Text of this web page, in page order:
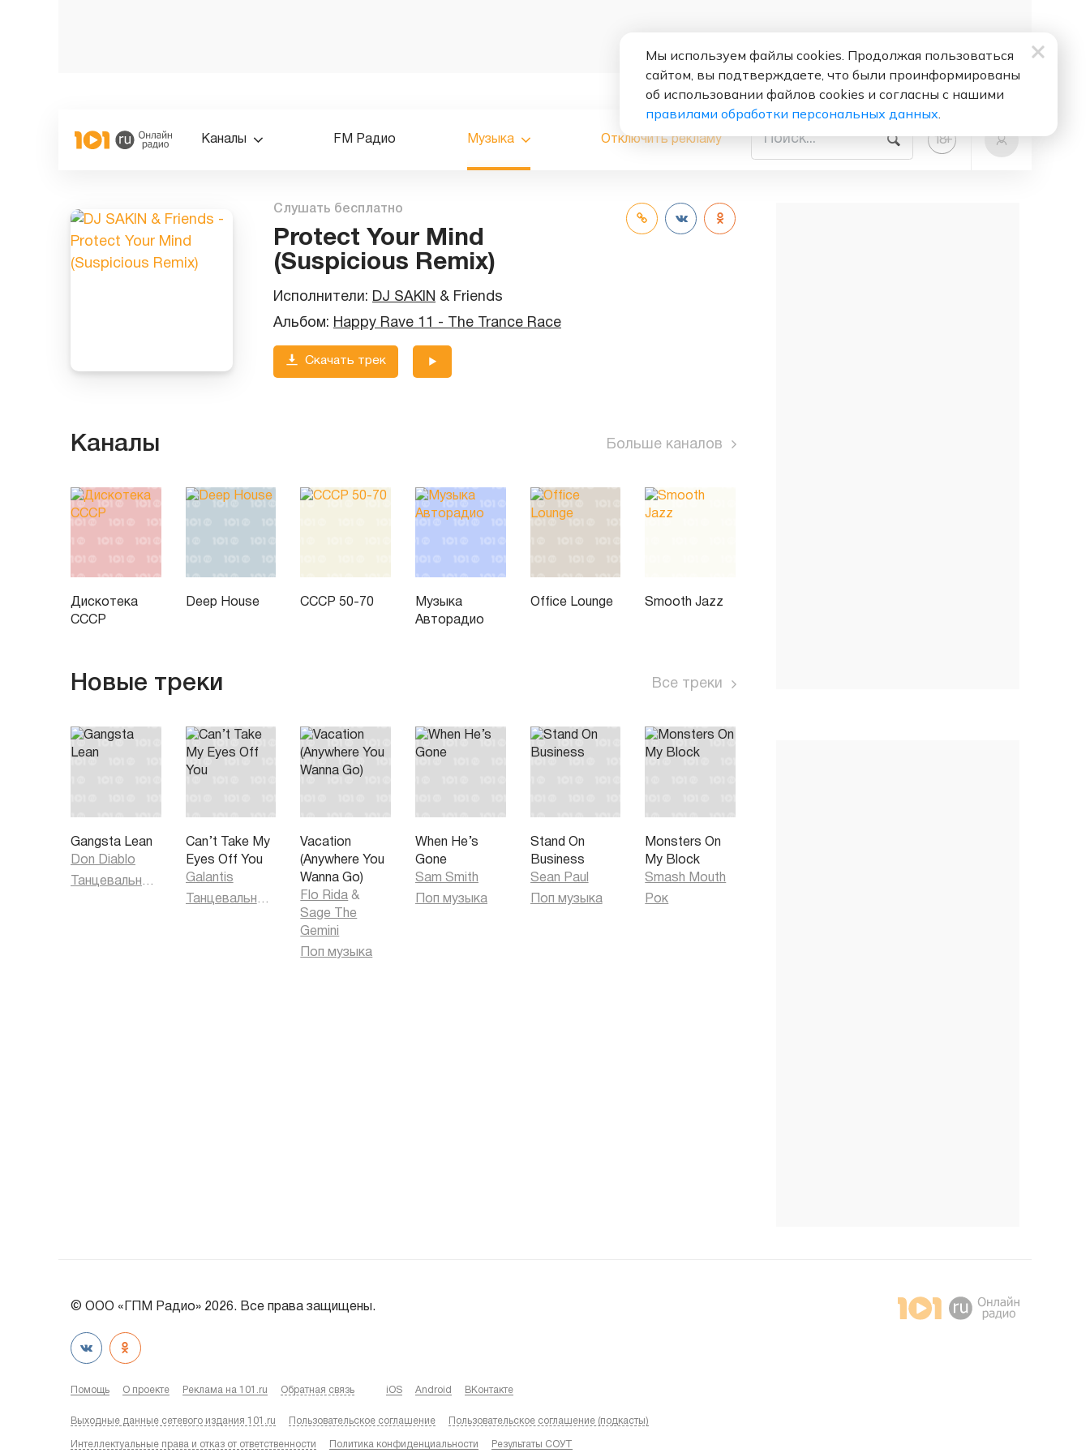
Каналы FM Радио Музыка Отключить рекламу 18+
Слушать бесплатно
Protect Your Mind
(Suspicious Remix)
Исполнители: DJ SAKIN & Friends
Альбом: Happy Rave 11 - The Trance Race
Скачать трек
Каналы Больше каналов
Дискотека
СССР
Deep House СССР 50-70
Музыка
Авторадио
Office Lounge Smooth Jazz
Новые треки Все треки
Gangsta Lean
Don Diablo
Танцевальная музыка
Can’t Take My
Eyes Off You
Galantis
Танцевальная музыка
Vacation
(Anywhere You
Wanna Go)
Flo Rida &
Sage The
Gemini
Поп музыка
When He’s
Gone
Sam Smith
Поп музыка
Stand On
Business
Sean Paul
Поп музыка
Monsters On
My Block
Smash Mouth
Рок
© ООО «ГПМ Радио» 2026. Все права защищены.
Помощь О проекте Реклама на 101.ru Обратная связь iOS Android ВКонтакте
Выходные данные сетевого издания 101.ru Пользовательское соглашение Пользовательское соглашение (подкасты)
Интеллектуальные права и отказ от ответственности Политика конфиденциальности Результаты СОУТ
Мы используем файлы cookies. Продолжая пользоваться
сайтом, вы подтверждаете, что были проинформированы
об использовании файлов cookies и согласны с нашими
правилами обработки персональных данных.